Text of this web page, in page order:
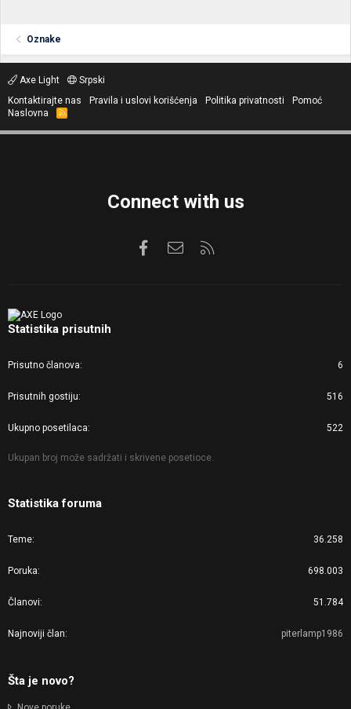
Oznake
Axe Light
Srpski
Kontaktirajte nas
Pravila i uslovi korišćenja Politika privatnosti
Pomoć
Naslovna
R
S
Connect with us
FacebookKontaktirajte nas
Statistika prisutnih
Prisutno članova 6
Prisutnih gostiju 516
Ukupno posetilaca 522
Ukupan broj može sadržati i skrivene posetioce.
Statistika foruma
Teme 36.258
Poruka 698.003
Članovi 51.784
Najnoviji član piterlamp1986
Šta je novo?